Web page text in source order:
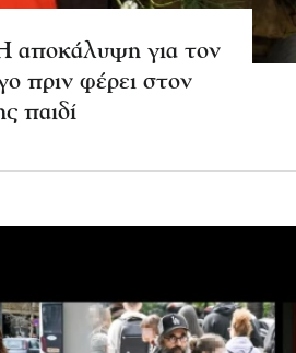
για τον
πριν φέρει στον
παιδί